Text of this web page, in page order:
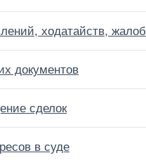
ходатайств, жалоб
документов
сделок
в суде